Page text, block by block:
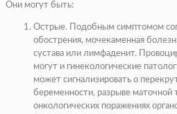
Они могут быть:
Острые. Подобным симптомом
обострения, мочекаменная
сустава или лимфаденит.
могут и гинекологические
может сигнализировать о
беременности, разрыве маточной
онкологических поражениях